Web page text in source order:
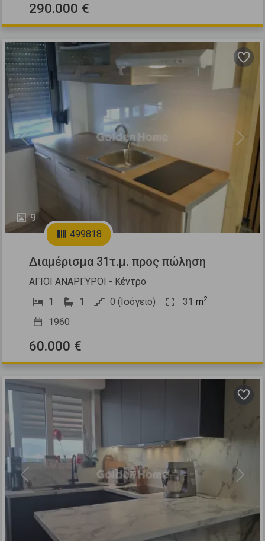
290.000 €
9
Previous Next
499818
Διαμέρισμα 31τ.μ. προς πώληση
ΑΓΙΟΙ ΑΝΑΡΓΥΡΟΙ - Κέντρο
1
1 0 (Ισόγειο) 31 m2
1960
60.000 €
Previous Next